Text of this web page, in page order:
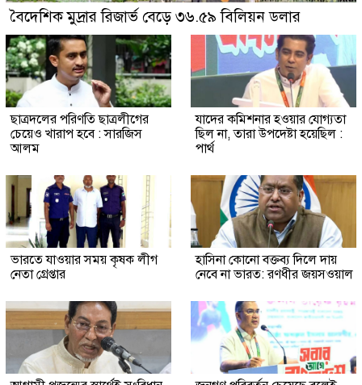
বৈদেশিক মুদ্রার রিজার্ভ বেড়ে ৩৬.৫৯ বিলিয়ন ডলার
ছাত্রদলের পরিণতি ছাত্রলীগের
চেয়েও খারাপ হবে : সারজিস
আলম
যাদের কমিশনার হওয়ার যোগ্যতা
ছিল না, তারা উপদেষ্টা হয়েছিল :
পার্থ
ভারতে যাওয়ার সময় কৃষক লীগ
নেতা গ্রেপ্তার
হাসিনা কোনো বক্তব্য দিলে দায়
নেবে না ভারত: রণধীর জয়সওয়াল